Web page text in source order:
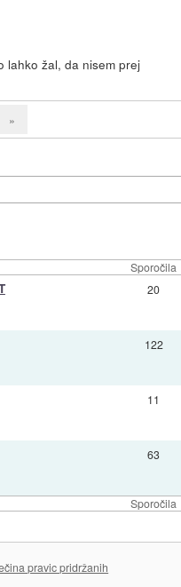
lahko žal, da nisem prej
»
Sporočila
Sporočila
20
122
11
63
pravic pridržanih